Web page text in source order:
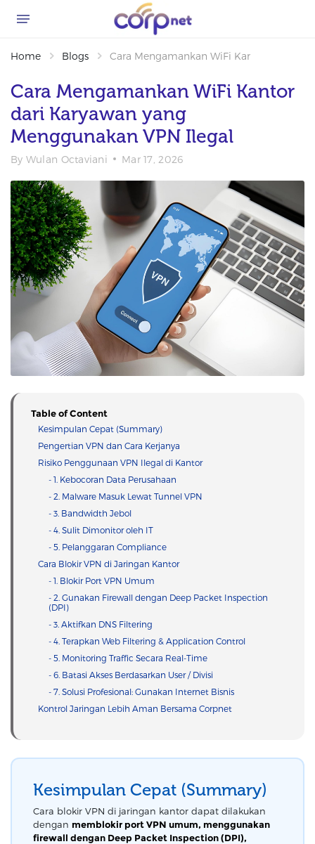
Home Blogs Cara Mengamankan WiFi Kantor dari
Cara Mengamankan WiFi Kantor
dari Karyawan yang
Menggunakan VPN Ilegal
By Wulan Octaviani Mar 17, 2026
Table of Content
Kesimpulan Cepat (Summary)
Pengertian VPN dan Cara Kerjanya
Risiko Penggunaan VPN Ilegal di Kantor
- 1. Kebocoran Data Perusahaan
- 2. Malware Masuk Lewat Tunnel VPN
- 3. Bandwidth Jebol
- 4. Sulit Dimonitor oleh IT
- 5. Pelanggaran Compliance
Cara Blokir VPN di Jaringan Kantor
- 1. Blokir Port VPN Umum
- 2. Gunakan Firewall dengan Deep Packet Inspection
(DPI)
- 3. Aktifkan DNS Filtering
- 4. Terapkan Web Filtering & Application Control
- 5. Monitoring Traffic Secara Real-Time
- 6. Batasi Akses Berdasarkan User / Divisi
- 7. Solusi Profesional: Gunakan Internet Bisnis
Kontrol Jaringan Lebih Aman Bersama Corpnet
Kesimpulan Cepat (Summary)
Cara blokir VPN di jaringan kantor dapat dilakukan
dengan memblokir port VPN umum, menggunakan
firewall dengan Deep Packet Inspection (DPI),